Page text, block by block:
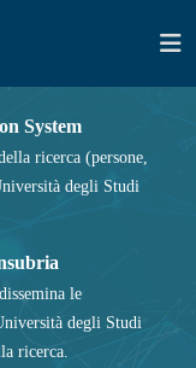
System
ricerca (persone,
degli Studi
le
degli Studi
ricerca.